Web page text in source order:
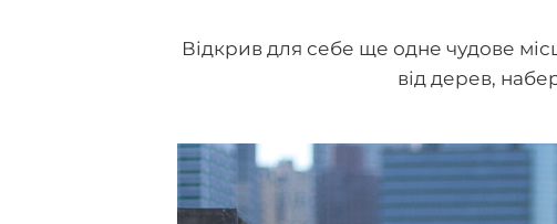
Відкрив для себе ще одне чудове
від дерев,